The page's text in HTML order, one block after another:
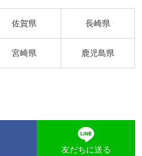
佐賀県 長崎県
宮崎県 鹿児島県
友だちに送る